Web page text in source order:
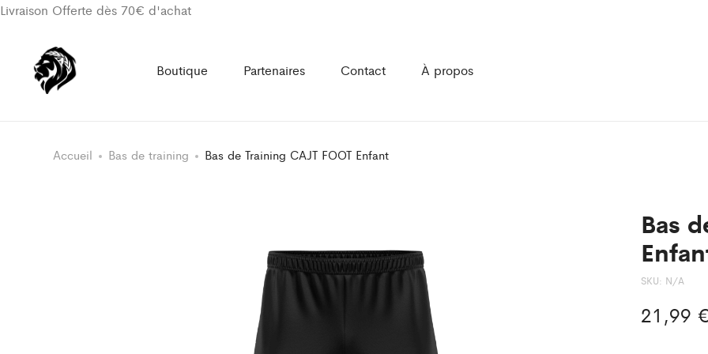
Livraison Offerte dès 70€ d'achat
Boutique Partenaires Contact À propos
Accueil Bas de training Bas de Training CAJT FOOT Enfant
Bas
SKU: N/A
21,99